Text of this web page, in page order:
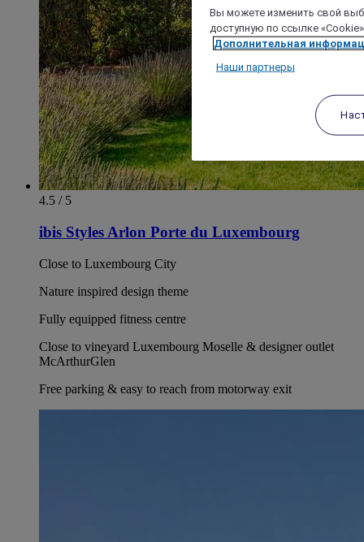
4.5 / 5
ibis Styles Arlon Porte du Luxembourg
Close to Luxembourg City
Nature inspired design theme
Fully equipped fitness centre
Close to vineyard Luxembourg Moselle & designer outlet
McArthurGlen
Free parking & easy to reach from motorway exit
Вы можете изменить свой
доступную по ссылке
Дополнительная
Наши партнеры